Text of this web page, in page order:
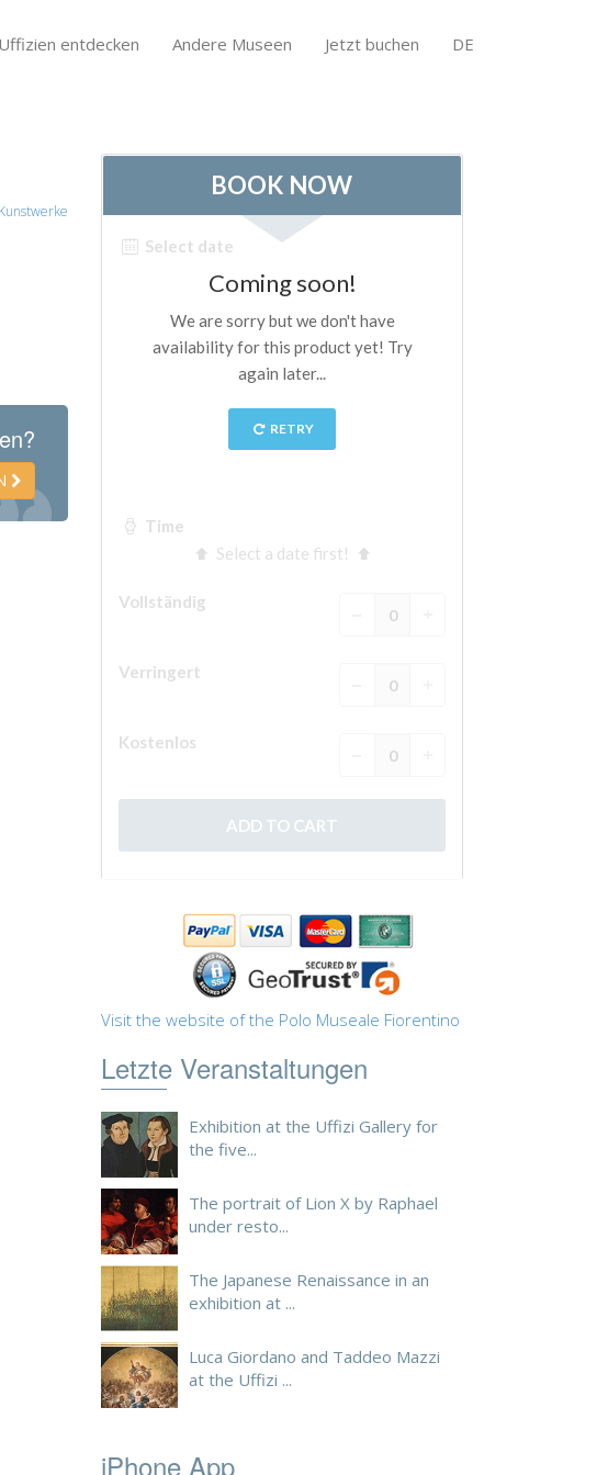
entdecken Andere Museen Jetzt buchen DE
Visit the website of the Polo Museale Fiorentino
Letzte Veranstaltungen
Exhibition at the Uffizi Gallery for
the five...
The portrait of Lion X by Raphael
under resto...
The Japanese Renaissance in an
exhibition at ...
Luca Giordano and Taddeo Mazzi
at the Uffizi ...
iPhone App